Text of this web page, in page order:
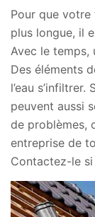
Pour que
plus longue, il
Avec le temps,
Des éléments
l’eau
peuvent aussi
de problèmes,
entreprise de
Contactez-le